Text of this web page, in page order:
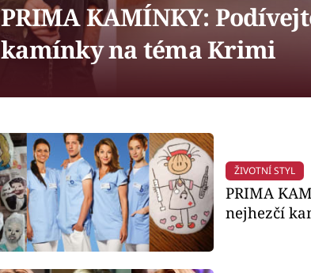
PRIMA KAMÍNKY:
kamínky na téma Krimi
ŽIVOTNÍ STYL
PRIMA
nejhezčí